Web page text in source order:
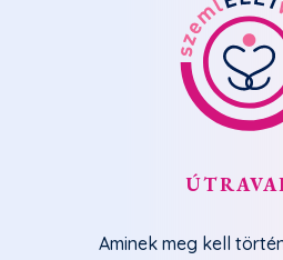
Aminek meg kell